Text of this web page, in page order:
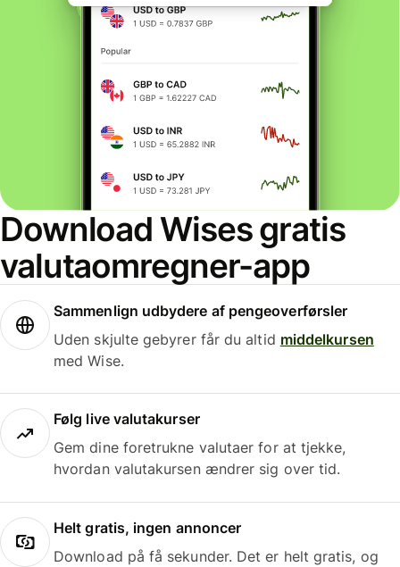
Download Wises gratis
valutaomregner-app
Sammenlign udbydere af pengeoverførsler
Uden skjulte gebyrer får du altid middelkursen
med Wise.
Følg live valutakurser
Gem dine foretrukne valutaer for at tjekke,
hvordan valutakursen ændrer sig over tid.
Helt gratis, ingen annoncer
Download på få sekunder. Det er helt gratis, og